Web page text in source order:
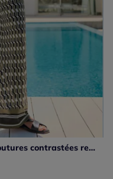
T-shirt à manches courtes avec coutures contrastées recyclé